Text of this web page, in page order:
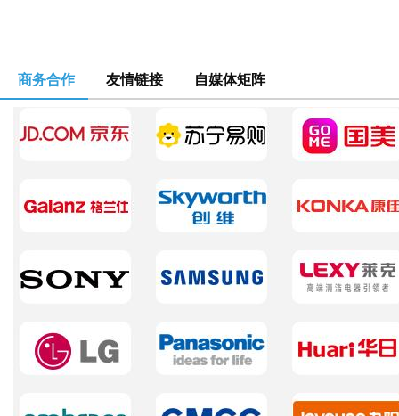
商务合作 友情链接 自媒体矩阵